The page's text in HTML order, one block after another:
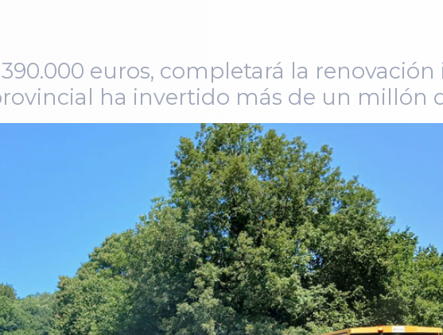
euros, completará la
ha invertido más de un millón